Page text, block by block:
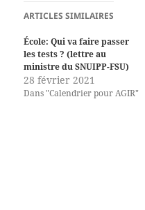
ARTICLES SIMILAIRES
École: Qui va faire passer
les tests ? (lettre au
ministre du SNUIPP-FSU)
28 février 2021
Dans "Calendrier pour AGIR"